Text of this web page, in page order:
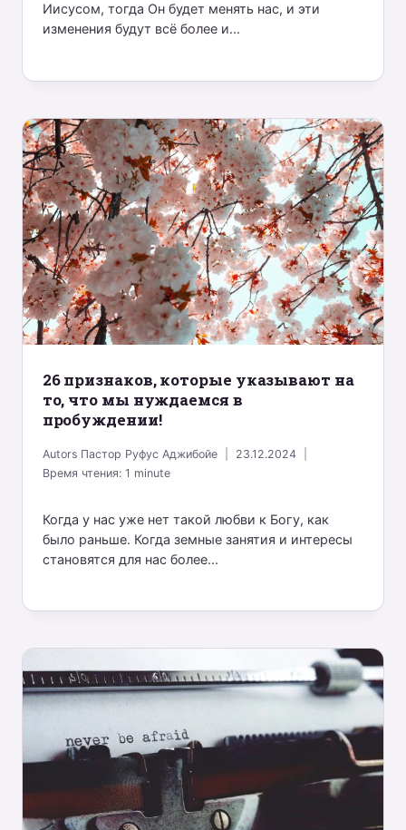
Иисусом, тогда Он будет менять нас, и эти
изменения будут всё более и...
26 признаков, которые указывают на
то, что мы нуждаемся в
пробуждении!
Autors Пастор Руфус Аджибойе
23.12.2024
Время чтения:1 minute
Когда у нас уже нет такой любви к Богу, как
было раньше. Когда земные занятия и интересы
становятся для нас более...